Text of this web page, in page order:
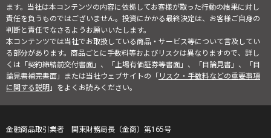
ます。当社は本コンテンツの内容に依拠してお客様が取った行動の結果に対し
責任を負うものではございません。投資にかかる最終決定は、お客様ご自身の
判断と責任でなさるようお願いいたします。
本コンテンツでは当社でお取扱している商品・サービス等について言及してい
る部分があります。商品ごとに手数料等およびリスクは異なりますので、詳し
くは「契約締結前交付書面」、「上場有価証券等書面」、「目論見書」、「目
論見書補完書面」または当社ウェブサイトの「リスク・手数料などの重要事項
に関する説明」をよくお読みください。
金融商品取引業者 関東財務局長（金商）第165号